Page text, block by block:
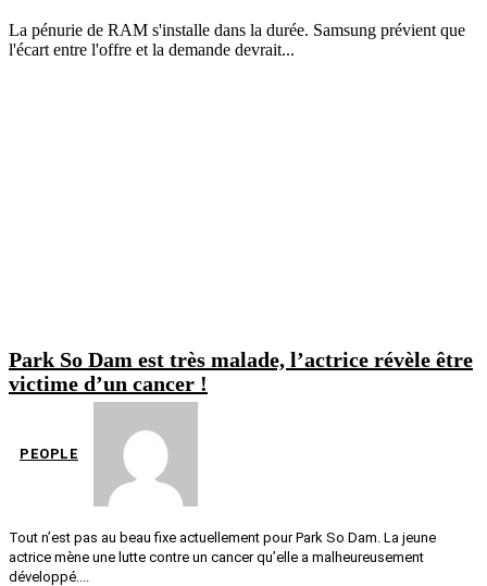
La pénurie de RAM s'installe dans la durée. Samsung prévient que
l'écart entre l'offre et la demande devrait...
Park So Dam est très malade, l’actrice révèle être
victime d’un cancer !
PEOPLE
Tout n’est pas au beau fixe actuellement pour Park So Dam. La jeune
actrice mène une lutte contre un cancer qu’elle a malheureusement
développé....